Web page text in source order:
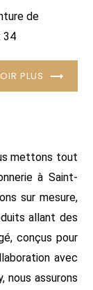
de
34
PLUS
mettons tout
à Saint-
sur mesure,
allant des
conçus pour
avec
nous assurons